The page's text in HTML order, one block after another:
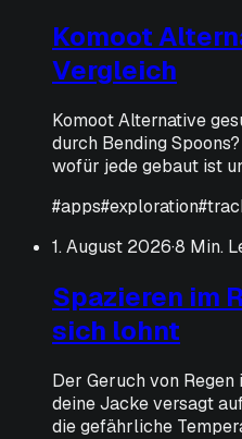
Komoot
Vergleich
Komoot Alternative
durch Bending
wofür jede gebaut ist
#apps#exploration#
1. August 2026·8 Min.
Spazieren im
sich lohnt
Der Geruch von
deine Jacke versagt
die gefährliche